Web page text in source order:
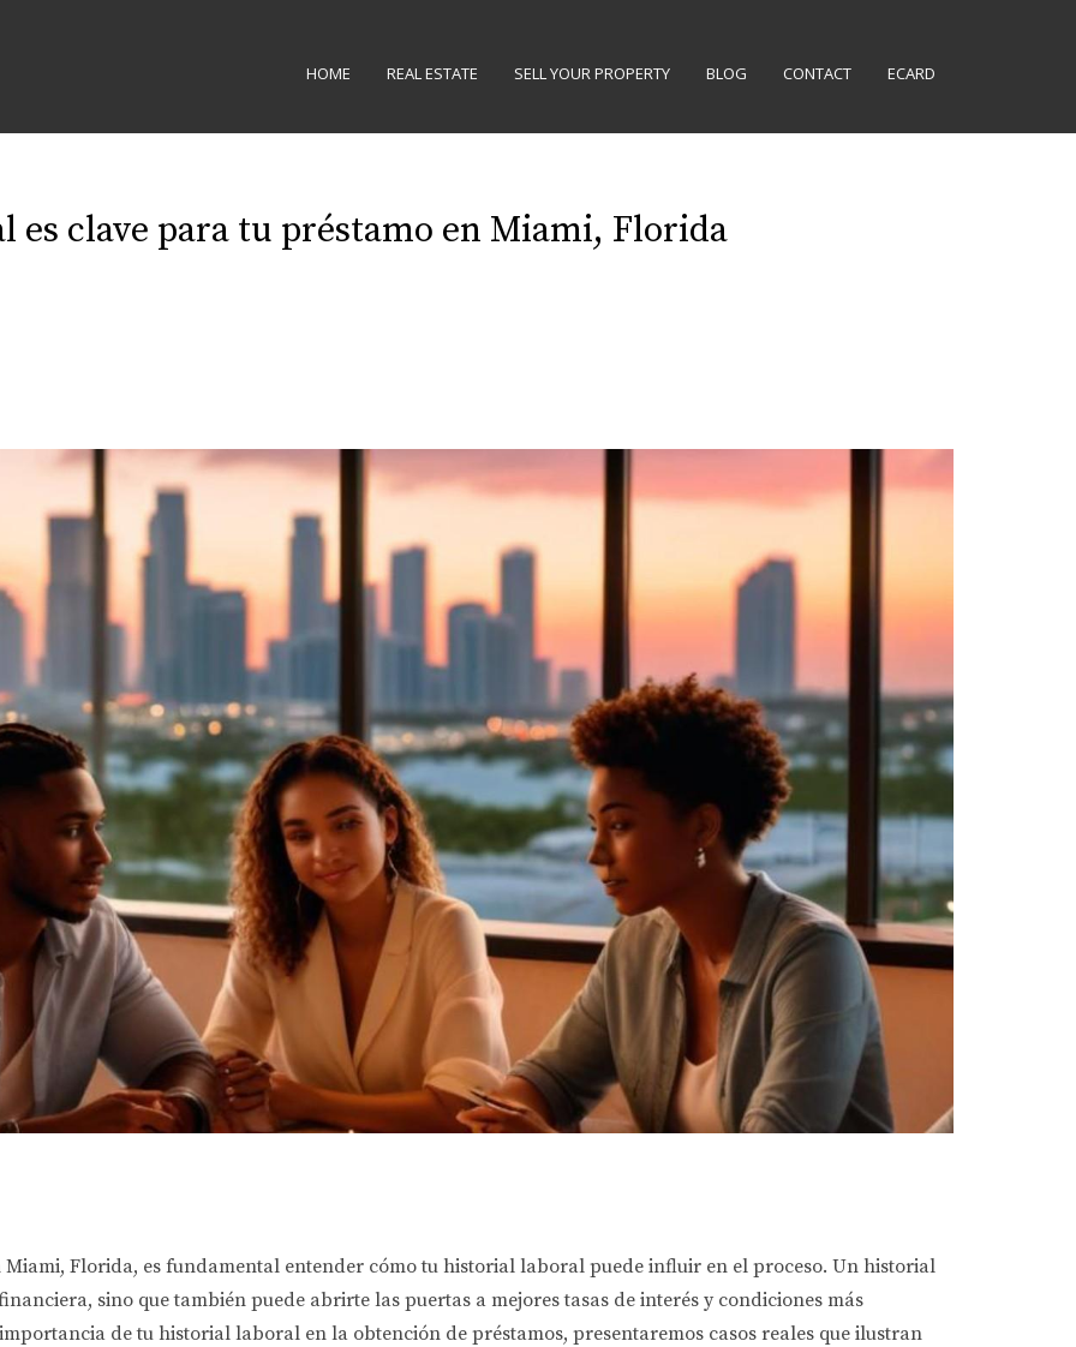
HOME REAL ESTATE SELL YOUR PROPERTY BLOG CONTACT ECARD
es clave para tu préstamo en Miami, Florida
Miami, Florida, es fundamental entender cómo tu historial laboral puede influir en el proceso. Un historial
sino que también puede abrirte las puertas a mejores tasas de interés y condiciones más
de tu historial laboral en la obtención de préstamos, presentaremos casos reales que ilustran